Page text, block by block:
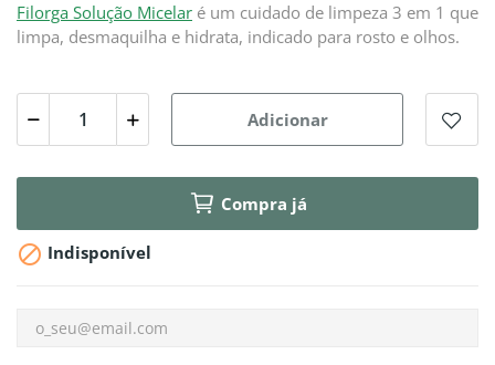
Filorga Solução Micelar é um cuidado de limpeza 3 em 1 que
limpa, desmaquilha e hidrata, indicado para rosto e olhos.
Adicionar
Compra já
 Indisponível